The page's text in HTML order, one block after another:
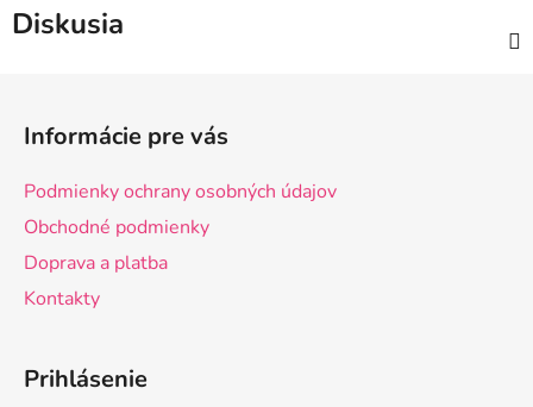
Diskusia
Informácie pre vás
Podmienky ochrany osobných údajov
Obchodné podmienky
Doprava a platba
Kontakty
Prihlásenie